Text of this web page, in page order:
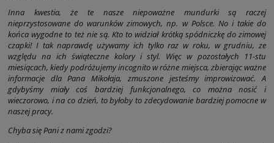
Inna kwestia, że te nasze niepoważne mundurki są raczej
nieprzystosowane do warunków zimowych, np. w Polsce. No i takie do
końca wygodne to też nie są. Kto to widział krótką spódniczkę do zimowej
czapki! I tak naprawdę używamy ich tylko raz w roku, w grudniu, ze
względu na ich świąteczne kolory i styl. Więc w pozostałych 11-stu
miesiącach, kiedy podróżujemy incognito w różne miejsca, zbierając ważne
informacje dla Pana Mikołaja, zmuszone jesteśmy improwizować. A
gdybyśmy miały coś bardziej funkcjonalnego, co można nosić i
wieczorowo, i na co dzień, to byłoby to zdecydowanie bardziej pomocne w
naszej pracy.
Chyba się Pani z nami zgodzi?